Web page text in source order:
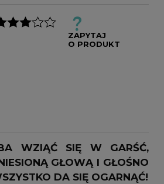
ZAPYTAJ
O PRODUKT
WZIĄĆ SIĘ W GARŚĆ,
GŁOWĄ I GŁOŚNO
DA SIĘ OGARNĄĆ!